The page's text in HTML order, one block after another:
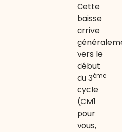
Cette
baisse
arrive
vers le
début
du 3ème
cycle
(CM1
pour
vous,